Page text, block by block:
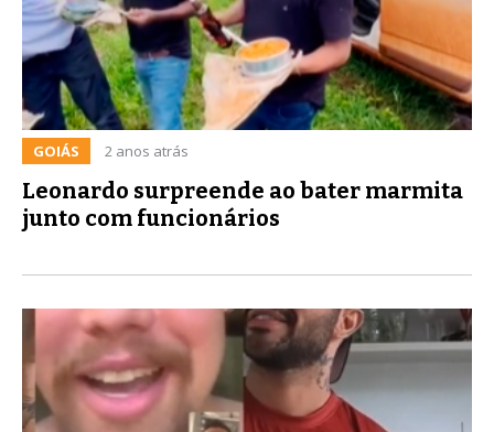
GOIÁS 2 anos atrás
Leonardo surpreende ao bater marmita
junto com funcionários